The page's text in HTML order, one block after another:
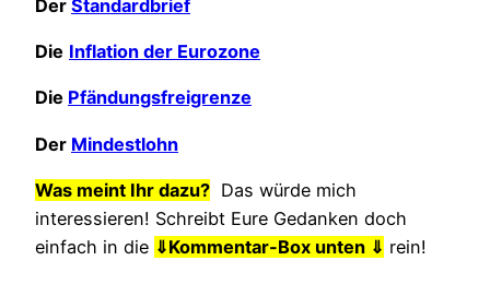
Der Standardbrief
Die Inflation der Eurozone
Die Pfändungsfreigrenze
Der Mindestlohn
Was meint Ihr dazu? Das würde mich
interessieren! Schreibt Eure Gedanken doch
einfach in die ⇓Kommentar-Box unten ⇓ rein!